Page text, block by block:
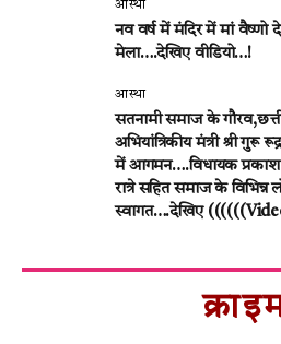
आस्था
नव वर्ष में मंदिर में मां वैष्णो
मेला….देखिए वीडियो…!
आस्था
सतनामी समाज के
अभियांत्रिकीय मंत्री श्री
में आगमन….विधायक
रात्रे सहित समाज के विभिन्न
स्वागत….देखिए